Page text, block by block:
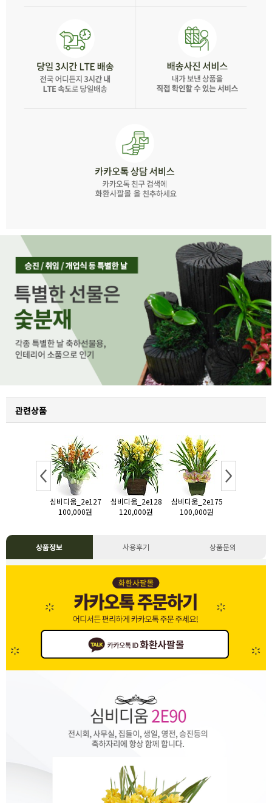
관련상품
심비디움_2e127
100,000원
심비디움_2e128
120,000원
심비디움_2e175
100,000원
상품정보 사용후기 상품문의